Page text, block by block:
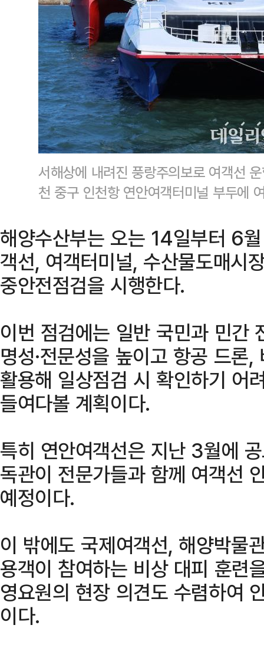
서해상에 내려진 풍랑주의보로 여객선
천 중구 인천항 연안여객터미널 부두에
해양수산부는 오는 14일부터 6
객선, 여객터미널, 수산물도매시
중안전점검을 시행한다.
이번 점검에는 일반 국민과 민간
명성·전문성을 높이고 항공 드론
활용해 일상점검 시 확인하기 어
들여다볼 계획이다.
특히 연안여객선은 지난 3월에
독관이 전문가들과 함께 여객선
예정이다.
이 밖에도 국제여객선, 해양박물
용객이 참여하는 비상 대피 훈련
영요원의 현장 의견도 수렴하여
이다.